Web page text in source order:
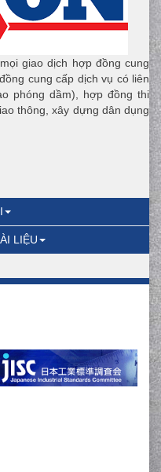
giao dịch hợp đồng cung
cung cấp dịch vụ có liên
phóng dầm), hợp đồng thi
thông, xây dựng dân dụng
LIỆU